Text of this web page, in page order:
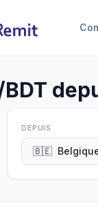
BDT
DEPUIS
🇧🇪